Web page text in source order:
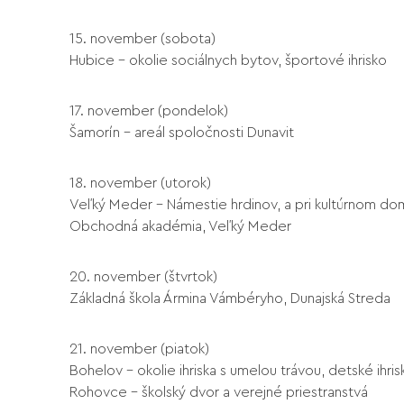
15. november (sobota)
Hubice – okolie sociálnych bytov, športové ihrisko
17. november (pondelok)
Šamorín – areál spoločnosti Dunavit
18. november (utorok)
Veľký Meder – Námestie hrdinov, a pri kultúrnom
Obchodná akadémia, Veľký Meder
20. november (štvrtok)
Základná škola Ármina Vámbéryho, Dunajská Streda
21. november (piatok)
Bohelov – okolie ihriska s umelou trávou, detské
Rohovce – školský dvor a verejné priestranstvá